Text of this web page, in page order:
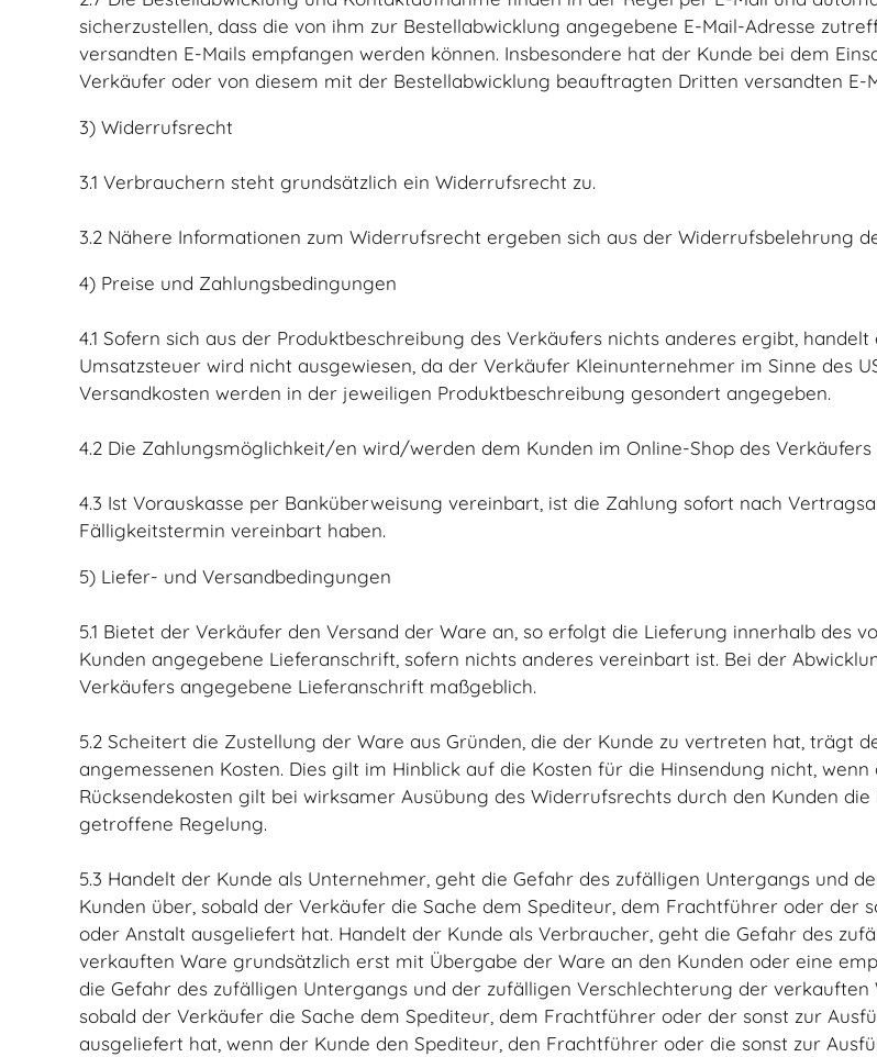
sicherzustellen, dass die von ihm zur Bestellabwicklung angegebene E-Mail-Adresse
versandten E-Mails empfangen werden können. Insbesondere hat der Kunde bei dem
Verkäufer oder von diesem mit der Bestellabwicklung beauftragten Dritten versandten E-
3) Widerrufsrecht
3.1 Verbrauchern steht grundsätzlich ein Widerrufsrecht zu.
3.2 Nähere Informationen zum Widerrufsrecht ergeben sich aus der Widerrufsbelehrung
4) Preise und Zahlungsbedingungen
4.1 Sofern sich aus der Produktbeschreibung des Verkäufers nichts anderes ergibt,
Umsatzsteuer wird nicht ausgewiesen, da der Verkäufer Kleinunternehmer im Sinne des
Versandkosten werden in der jeweiligen Produktbeschreibung gesondert angegeben.
4.2 Die Zahlungsmöglichkeit/en wird/werden dem Kunden im Online-Shop des
4.3 Ist Vorauskasse per Banküberweisung vereinbart, ist die Zahlung sofort nach
Fälligkeitstermin vereinbart haben.
5) Liefer- und Versandbedingungen
5.1 Bietet der Verkäufer den Versand der Ware an, so erfolgt die Lieferung innerhalb des
Kunden angegebene Lieferanschrift, sofern nichts anderes vereinbart ist. Bei der
Verkäufers angegebene Lieferanschrift maßgeblich.
5.2 Scheitert die Zustellung der Ware aus Gründen, die der Kunde zu vertreten hat, trägt
angemessenen Kosten. Dies gilt im Hinblick auf die Kosten für die Hinsendung nicht,
Rücksendekosten gilt bei wirksamer Ausübung des Widerrufsrechts durch den Kunden
getroffene Regelung.
5.3 Handelt der Kunde als Unternehmer, geht die Gefahr des zufälligen Untergangs und
Kunden über, sobald der Verkäufer die Sache dem Spediteur, dem Frachtführer oder der
oder Anstalt ausgeliefert hat. Handelt der Kunde als Verbraucher, geht die Gefahr des
verkauften Ware grundsätzlich erst mit Übergabe der Ware an den Kunden oder eine
die Gefahr des zufälligen Untergangs und der zufälligen Verschlechterung der
sobald der Verkäufer die Sache dem Spediteur, dem Frachtführer oder der sonst zur
ausgeliefert hat, wenn der Kunde den Spediteur, den Frachtführer oder die sonst zur